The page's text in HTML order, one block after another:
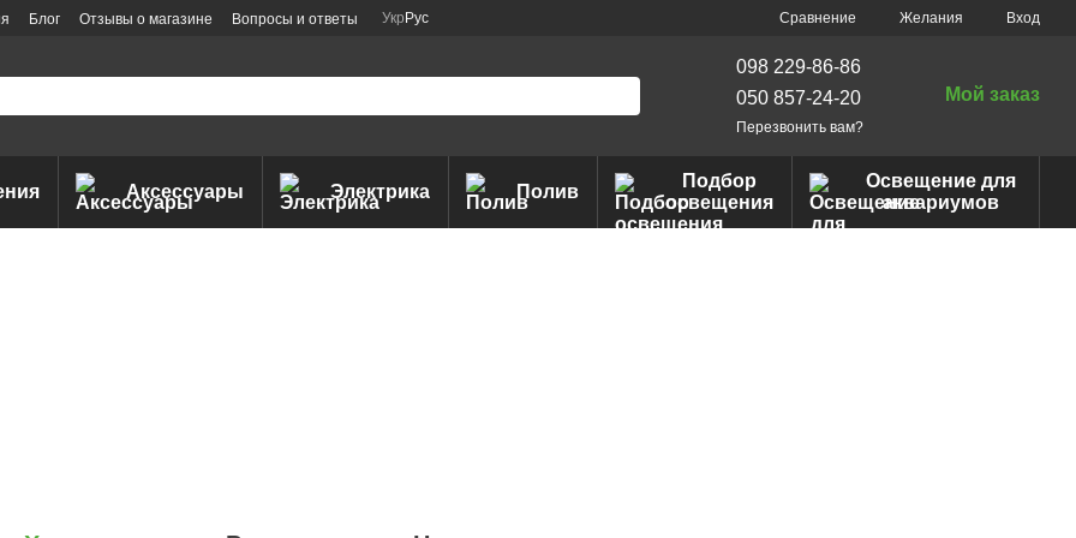
Блог Отзывы о магазине Вопросы и ответы Укр Рус Сравнение Желания Вход
098 229-86-86
050 857-24-20
Перезвонить вам?
Мой заказ
Аксессуары Электрика Полив
Подбор
освещения
Освещение для
аквариумов